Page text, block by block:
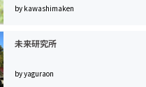
by kawashimaken
未来研究所
by yaguraon